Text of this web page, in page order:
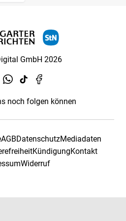
GmbH 2026
noch folgen können
AGBDatenschutzMediadaten
KündigungKontakt
Widerruf